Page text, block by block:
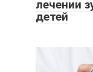
лечении
детей